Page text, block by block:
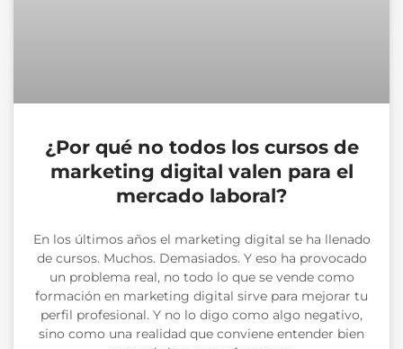
¿Por qué no todos los cursos de
marketing digital valen para el
mercado laboral?
En los últimos años el marketing digital se ha llenado
de cursos. Muchos. Demasiados. Y eso ha provocado
un problema real, no todo lo que se vende como
formación en marketing digital sirve para mejorar tu
perfil profesional. Y no lo digo como algo negativo,
sino como una realidad que conviene entender bien